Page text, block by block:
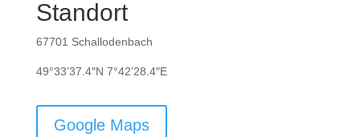
Standort
67701 Schallodenbach
49°33’37.4″N 7°42’28.4″E
Google Maps